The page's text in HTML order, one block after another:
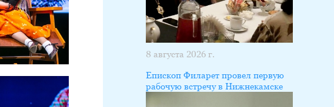
8 августа 2026 г.
Епископ Филарет провел первую
рабочую встречу в Нижнекамске